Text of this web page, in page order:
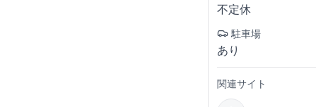
不定休
駐車場
あり
関連サイト